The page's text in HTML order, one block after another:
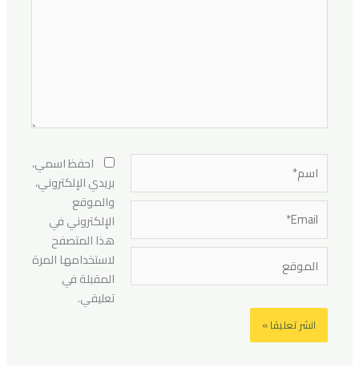
اسم*
Email*
الموقع
احفظ اسمي،
بريدي الإلكتروني،
والموقع
الإلكتروني في
هذا المتصفح
لاستخدامها المرة
المقبلة في
تعليقي.